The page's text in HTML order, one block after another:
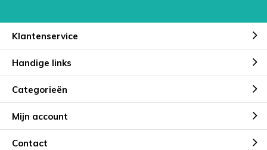
Klantenservice
Handige links
Categorieën
Mijn account
Contact